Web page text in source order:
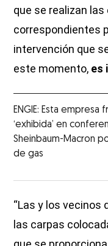
que se realizan
correspondientes
intervención que
este momento, es
ENGIE: Esta empresa
‘exhibida’ en
Sheinbaum-Macron
de gas
“Las y los vecinos
las carpas